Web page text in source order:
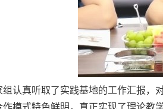
组认真听取了实践基地的工作汇报，
模式特色鲜明，真正实现了理论教